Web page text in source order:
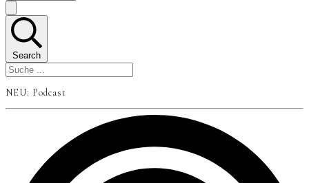
Search
NEU: Podcast